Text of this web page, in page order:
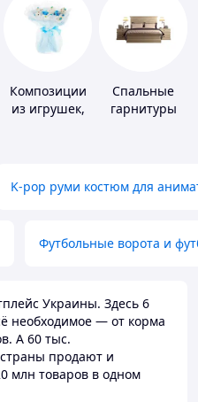
Композиции
из игрушек,
Спальные
гарнитуры
K-pop руми костюм для
Футбольные ворота и
Украины. Здесь 6
необходимое — от корма
А 60 тыс.
продают и
млн товаров в одном